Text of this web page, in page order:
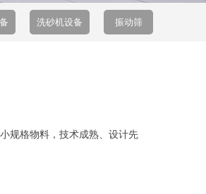
洗砂机设备 振动筛
规格物料，技术成熟、设计先